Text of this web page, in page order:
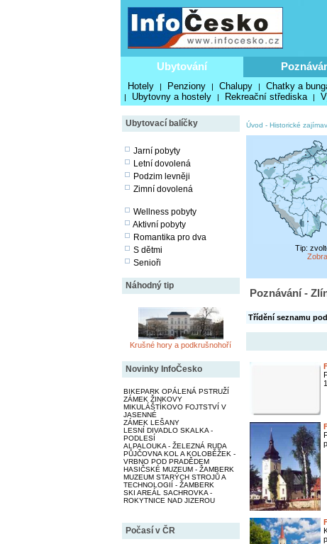
Ubytování
Hotely | Penziony | Chalupy | Chatky a
| Ubytovny a hostely | Rekreační střediska |
Ubytovací balíčky
Jarní pobyty
Letní dovolená
Podzim levněji
Zimní dovolená
Wellness pobyty
Aktivní pobyty
Romantika pro dva
S dětmi
Senioři
Náhodný tip
Krušné hory a podkrušnohoří
Novinky InfoČesko
BIKEPARK OPÁLENÁ PSTRUŽÍ
ZÁMEK ŽINKOVY
MIKULÁŠTÍKOVO FOJTSTVÍ V
JASENNÉ
ZÁMEK LEŠANY
LESNÍ DIVADLO SKALKA -
PODLESÍ
ALPALOUKA - ŽELEZNÁ RUDA
PŮJČOVNA KOL A KOLOBĚŽEK -
VRBNO POD PRADĚDEM
HASIČSKÉ MUZEUM - ŽAMBERK
MUZEUM STARÝCH STROJŮ A
TECHNOLOGIÍ - ŽAMBERK
SKI AREÁL SACHROVKA -
ROKYTNICE NAD JIZEROU
Počasí v ČR
Úvod - Historické
Tip:
Poznávání -
Třídění seznamu